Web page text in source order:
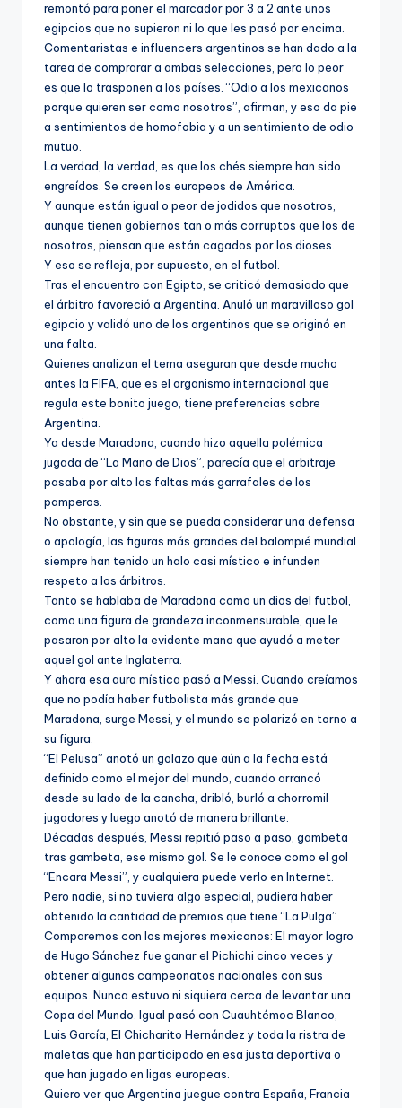
remontó para poner el marcador por 3 a 2 ante unos
egipcios que no supieron ni lo que les pasó por encima.
Comentaristas e influencers argentinos se han dado a la
tarea de comprarar a ambas selecciones, pero lo peor
es que lo trasponen a los países. “Odio a los mexicanos
porque quieren ser como nosotros”, afirman, y eso da pie
a sentimientos de homofobia y a un sentimiento de odio
mutuo.
La verdad, la verdad, es que los chés siempre han sido
engreídos. Se creen los europeos de América.
Y aunque están igual o peor de jodidos que nosotros,
aunque tienen gobiernos tan o más corruptos que los de
nosotros, piensan que están cagados por los dioses.
Y eso se refleja, por supuesto, en el futbol.
Tras el encuentro con Egipto, se criticó demasiado que
el árbitro favoreció a Argentina. Anuló un maravilloso gol
egipcio y validó uno de los argentinos que se originó en
una falta.
Quienes analizan el tema aseguran que desde mucho
antes la FIFA, que es el organismo internacional que
regula este bonito juego, tiene preferencias sobre
Argentina.
Ya desde Maradona, cuando hizo aquella polémica
jugada de “La Mano de Dios”, parecía que el arbitraje
pasaba por alto las faltas más garrafales de los
pamperos.
No obstante, y sin que se pueda considerar una defensa
o apología, las figuras más grandes del balompié mundial
siempre han tenido un halo casi místico e infunden
respeto a los árbitros.
Tanto se hablaba de Maradona como un dios del futbol,
como una figura de grandeza inconmensurable, que le
pasaron por alto la evidente mano que ayudó a meter
aquel gol ante Inglaterra.
Y ahora esa aura mística pasó a Messi. Cuando creíamos
que no podía haber futbolista más grande que
Maradona, surge Messi, y el mundo se polarizó en torno a
su figura.
“El Pelusa” anotó un golazo que aún a la fecha está
definido como el mejor del mundo, cuando arrancó
desde su lado de la cancha, dribló, burló a chorromil
jugadores y luego anotó de manera brillante.
Décadas después, Messi repitió paso a paso, gambeta
tras gambeta, ese mismo gol. Se le conoce como el gol
“Encara Messi”, y cualquiera puede verlo en Internet.
Pero nadie, si no tuviera algo especial, pudiera haber
obtenido la cantidad de premios que tiene “La Pulga”.
Comparemos con los mejores mexicanos: El mayor logro
de Hugo Sánchez fue ganar el Pichichi cinco veces y
obtener algunos campeonatos nacionales con sus
equipos. Nunca estuvo ni siquiera cerca de levantar una
Copa del Mundo. Igual pasó con Cuauhtémoc Blanco,
Luis García, El Chicharito Hernández y toda la ristra de
maletas que han participado en esa justa deportiva o
que han jugado en ligas europeas.
Quiero ver que Argentina juegue contra España, Francia